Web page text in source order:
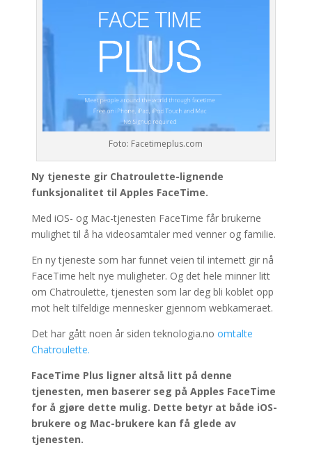
Foto: Facetimeplus.com
Ny tjeneste gir Chatroulette-lignende
funksjonalitet til Apples FaceTime.
Med iOS- og Mac-tjenesten FaceTime får brukerne
mulighet til å ha videosamtaler med venner og familie.
En ny tjeneste som har funnet veien til internett gir nå
FaceTime helt nye muligheter. Og det hele minner litt
om Chatroulette, tjenesten som lar deg bli koblet opp
mot helt tilfeldige mennesker gjennom webkameraet.
Det har gått noen år siden teknologia.no omtalte
Chatroulette.
FaceTime Plus ligner altså litt på denne
tjenesten, men baserer seg på Apples FaceTime
for å gjøre dette mulig. Dette betyr at både iOS-
brukere og Mac-brukere kan få glede av
tjenesten.